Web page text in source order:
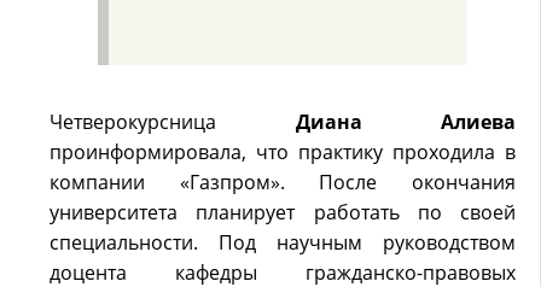
Четверокурсница Диана Алиева
проинформировала, что практику проходила в
компании «Газпром». После окончания
университета планирует работать по своей
специальности. Под научным руководством
доцента кафедры гражданско-правовых